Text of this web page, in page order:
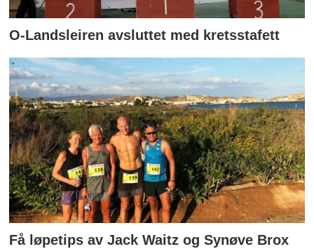
O-Landsleiren avsluttet med kretsstafett
Få løpetips av Jack Waitz og Synøve Brox